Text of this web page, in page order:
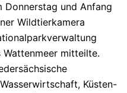
Donnerstag und Anfang
Wildtierkamera
Wattenmeer mitteilte.
Küsten-